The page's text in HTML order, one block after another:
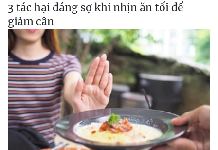
3 tác hại đáng sợ khi nhịn ăn tối để
giảm cân